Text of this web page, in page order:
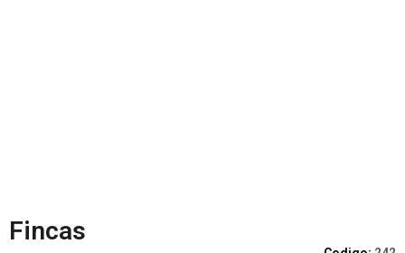
Fincas